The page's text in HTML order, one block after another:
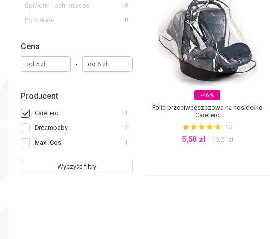
Śpiworki i ochraniacze 0
Pozostałe 0
Cena
-
Producent
Caretero 1
Dreambaby 2
Maxi-Cosi 1
Wyczyść filtry
-46%
Folia przeciwdeszczowa na nosidełko
Caretero
13
5,50 zł 10,21zł